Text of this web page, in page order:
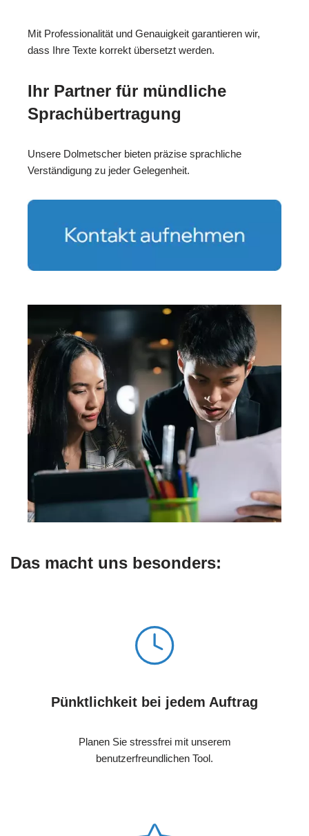
Mit Professionalität und Genauigkeit garantieren wir,
dass Ihre Texte korrekt übersetzt werden.
Ihr Partner für mündliche
Sprachübertragung
Unsere Dolmetscher bieten präzise sprachliche
Verständigung zu jeder Gelegenheit.
Das macht uns besonders:
Pünktlichkeit bei jedem Auftrag
Planen Sie stressfrei mit unserem
benutzerfreundlichen Tool.